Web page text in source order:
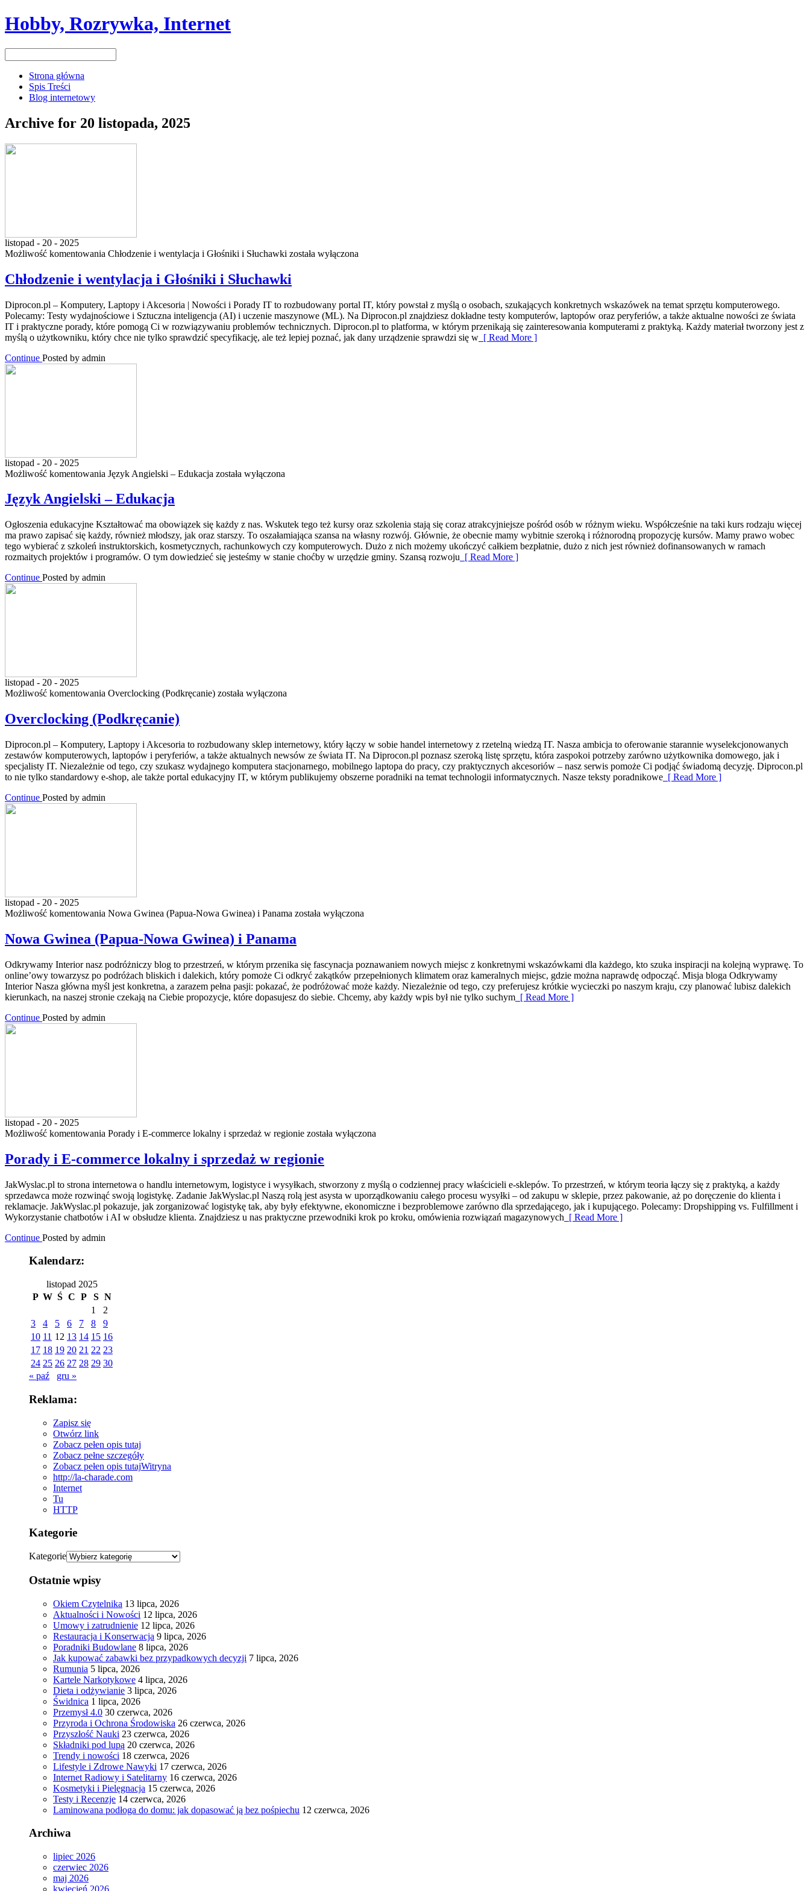
Hobby, Rozrywka, Internet
Strona główna
Spis Treści
Blog internetowy
Archive for 20 listopada, 2025
listopad - 20 - 2025
Możliwość komentowania Chłodzenie i wentylacja i Głośniki i Słuchawki została wyłączona
Chłodzenie i wentylacja i Głośniki i Słuchawki
Diprocon.pl – Komputery, Laptopy i Akcesoria | Nowości i Porady IT to rozbudowany portal IT, który powstał z myślą o osobach, szukających konkretnych wskazówek na temat sprzętu komputerowego.
Polecamy: Testy wydajnościowe i Sztuczna inteligencja (AI) i uczenie maszynowe (ML). Na Diprocon.pl znajdziesz dokładne testy komputerów, laptopów oraz peryferiów, a także aktualne nowości ze świata
IT i praktyczne porady, które pomogą Ci w rozwiązywaniu problemów technicznych. Diprocon.pl to platforma, w którym przenikają się zainteresowania komputerami z praktyką. Każdy materiał tworzony jest z
myślą o użytkowniku, który chce nie tylko sprawdzić specyfikację, ale też lepiej poznać, jak dany urządzenie sprawdzi się w [ Read More ]
Continue Posted by admin
listopad - 20 - 2025
Możliwość komentowania Język Angielski – Edukacja została wyłączona
Język Angielski – Edukacja
Ogłoszenia edukacyjne Kształtować ma obowiązek się każdy z nas. Wskutek tego też kursy oraz szkolenia stają się coraz atrakcyjniejsze pośród osób w różnym wieku. Współcześnie na taki kurs rodzaju więcej
ma prawo zapisać się każdy, również młodszy, jak oraz starszy. To oszałamiająca szansa na własny rozwój. Głównie, że obecnie mamy wybitnie szeroką i różnorodną propozycję kursów. Mamy prawo wobec
tego wybierać z szkoleń instruktorskich, kosmetycznych, rachunkowych czy komputerowych. Dużo z nich możemy ukończyć całkiem bezpłatnie, dużo z nich jest również dofinansowanych w ramach
rozmaitych projektów i programów. O tym dowiedzieć się jesteśmy w stanie choćby w urzędzie gminy. Szansą rozwoju [ Read More ]
Continue Posted by admin
listopad - 20 - 2025
Możliwość komentowania Overclocking (Podkręcanie) została wyłączona
Overclocking (Podkręcanie)
Diprocon.pl – Komputery, Laptopy i Akcesoria to rozbudowany sklep internetowy, który łączy w sobie handel internetowy z rzetelną wiedzą IT. Nasza ambicja to oferowanie starannie wyselekcjonowanych
zestawów komputerowych, laptopów i peryferiów, a także aktualnych newsów ze świata IT. Na Diprocon.pl poznasz szeroką listę sprzętu, która zaspokoi potrzeby zarówno użytkownika domowego, jak i
specjalisty IT. Niezależnie od tego, czy szukasz wydajnego komputera stacjonarnego, mobilnego laptopa do pracy, czy praktycznych akcesoriów – nasz serwis pomoże Ci podjąć świadomą decyzję. Diprocon.pl
to nie tylko standardowy e-shop, ale także portal edukacyjny IT, w którym publikujemy obszerne poradniki na temat technologii informatycznych. Nasze teksty poradnikowe [ Read More ]
Continue Posted by admin
listopad - 20 - 2025
Możliwość komentowania Nowa Gwinea (Papua-Nowa Gwinea) i Panama została wyłączona
Nowa Gwinea (Papua-Nowa Gwinea) i Panama
Odkrywamy Interior nasz podróżniczy blog to przestrzeń, w którym przenika się fascynacja poznawaniem nowych miejsc z konkretnymi wskazówkami dla każdego, kto szuka inspiracji na kolejną wyprawę. To
online’owy towarzysz po podróżach bliskich i dalekich, który pomoże Ci odkryć zakątków przepełnionych klimatem oraz kameralnych miejsc, gdzie można naprawdę odpocząć. Misja bloga Odkrywamy
Interior Nasza główna myśl jest konkretna, a zarazem pełna pasji: pokazać, że podróżować może każdy. Niezależnie od tego, czy preferujesz krótkie wycieczki po naszym kraju, czy planować lubisz dalekich
kierunkach, na naszej stronie czekają na Ciebie propozycje, które dopasujesz do siebie. Chcemy, aby każdy wpis był nie tylko suchym [ Read More ]
Continue Posted by admin
listopad - 20 - 2025
Możliwość komentowania Porady i E-commerce lokalny i sprzedaż w regionie została wyłączona
Porady i E-commerce lokalny i sprzedaż w regionie
JakWyslac.pl to strona internetowa o handlu internetowym, logistyce i wysyłkach, stworzony z myślą o codziennej pracy właścicieli e-sklepów. To przestrzeń, w którym teoria łączy się z praktyką, a każdy
sprzedawca może rozwinąć swoją logistykę. Zadanie JakWyslac.pl Naszą rolą jest asysta w uporządkowaniu całego procesu wysyłki – od zakupu w sklepie, przez pakowanie, aż po doręczenie do klienta i
reklamacje. JakWyslac.pl pokazuje, jak zorganizować logistykę tak, aby były efektywne, ekonomiczne i bezproblemowe zarówno dla sprzedającego, jak i kupującego. Polecamy: Dropshipping vs. Fulfillment i
Wykorzystanie chatbotów i AI w obsłudze klienta. Znajdziesz u nas praktyczne przewodniki krok po kroku, omówienia rozwiązań magazynowych [ Read More ]
Continue Posted by admin
Kalendarz:
listopad 2025
P W Ś C P S N
1
2
3
4 5 6 7 8
9
10 11 12 13 14 15 16
17 18 19 20 21 22 23
24 25 26 27 28 29 30
« paź
gru »
Reklama:
Zapisz się
Otwórz link
Zobacz pełen opis tutaj
Zobacz pełne szczegóły
Zobacz pełen opis tutajWitryna
http://la-charade.com
Internet
Tu
HTTP
Kategorie
Kategorie
Ostatnie wpisy
Okiem Czytelnika 13 lipca, 2026
Aktualności i Nowości 12 lipca, 2026
Umowy i zatrudnienie 12 lipca, 2026
Restauracja i Konserwacja 9 lipca, 2026
Poradniki Budowlane 8 lipca, 2026
Jak kupować zabawki bez przypadkowych decyzji 7 lipca, 2026
Rumunia 5 lipca, 2026
Kartele Narkotykowe 4 lipca, 2026
Dieta i odżywianie 3 lipca, 2026
Świdnica 1 lipca, 2026
Przemysł 4.0 30 czerwca, 2026
Przyroda i Ochrona Środowiska 26 czerwca, 2026
Przyszłość Nauki 23 czerwca, 2026
Składniki pod lupą 20 czerwca, 2026
Trendy i nowości 18 czerwca, 2026
Lifestyle i Zdrowe Nawyki 17 czerwca, 2026
Internet Radiowy i Satelitarny 16 czerwca, 2026
Kosmetyki i Pielęgnacja 15 czerwca, 2026
Testy i Recenzje 14 czerwca, 2026
Laminowana podłoga do domu: jak dopasować ją bez pośpiechu 12 czerwca, 2026
Archiwa
lipiec 2026
czerwiec 2026
maj 2026
kwiecień 2026